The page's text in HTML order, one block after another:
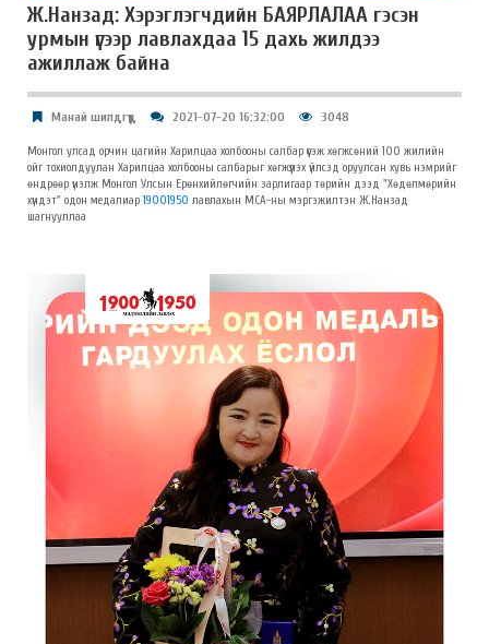
Ж.Нанзад: Хэрэглэгчдийн БАЯРЛАЛАА гэсэн
урмын үгээр лавлахдаа 15 дахь жилдээ
ажиллаж байна
Манай шилдгүүд 2021-07-20 16:32:00 3048
Монгол улсад орчин цагийн Харилцаа холбооны салбар үүсэж хөгжсөний 100 жилийн
ойг тохиолдуулан Харилцаа холбооны салбарыг хөгжүүлэх үйлсэд оруулсан хувь нэмрийг
өндрөөр үнэлж Монгол Улсын Ерөнхийлөгчийн зарлигаар төрийн дээд "Хөдөлмөрийн
хүндэт" одон медалиар19001950 лавлахын МСА-ны мэргэжилтэн Ж.Нанзад
шагнууллаа